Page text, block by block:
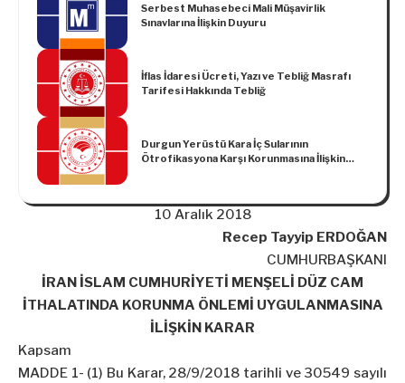
Serbest Muhasebeci Mali Müşavirlik
Sınavlarına İlişkin Duyuru
İflas İdaresi Ücreti, Yazı ve Tebliğ Masrafı
Tarifesi Hakkında Tebliğ
Durgun Yerüstü Kara İç Sularının
Ötrofikasyona Karşı Korunmasına İlişkin
10 Aralık 2018
Recep Tayyip ERDOĞAN
CUMHURBAŞKANI
İRAN İSLAM CUMHURİYETİ MENŞELİ DÜZ CAM
İTHALATINDA KORUNMA ÖNLEMİ UYGULANMASINA
İLİŞKİN KARAR
Kapsam
MADDE 1- (1) Bu Karar, 28/9/2018 tarihli ve 30549 sayılı